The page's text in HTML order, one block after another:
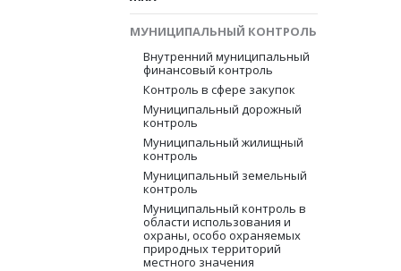
МУНИЦИПАЛЬНЫЙ КОНТРОЛЬ
Внутренний муниципальный
финансовый контроль
Контроль в сфере закупок
Муниципальный дорожный
контроль
Муниципальный жилищный
контроль
Муниципальный земельный
контроль
Муниципальный контроль в
области использования и
охраны, особо охраняемых
природных территорий
местного значения